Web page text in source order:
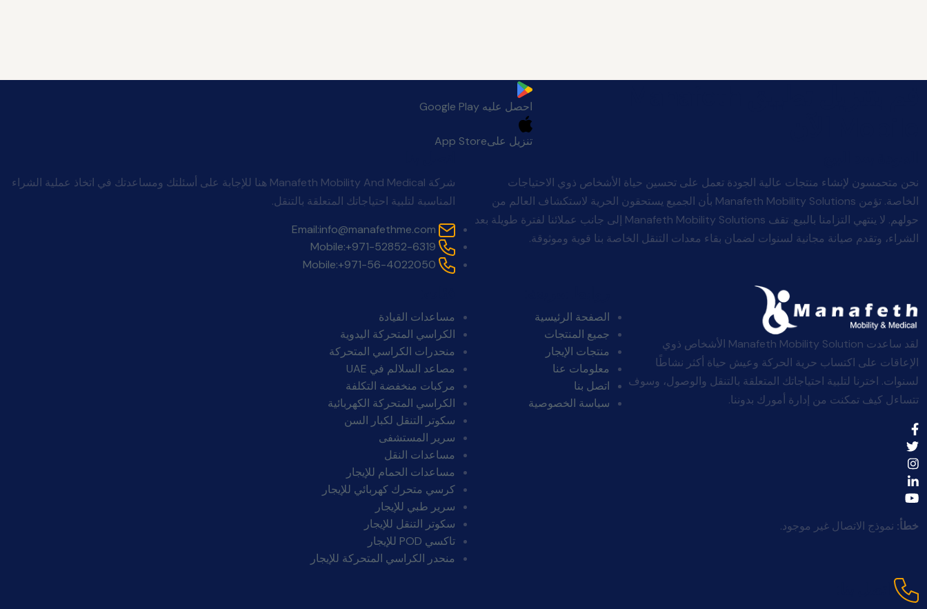
احصل عليه Google Play
تنزيل علىApp Store
نحن متحمسون لإنشاء منتجات عالية الجودة تعمل على تحسين حياة الأشخاص ذوي الاحتياجات
الخاصة. تؤمن Manafeth Mobility Solutions بأن الجميع يستحقون الحرية لاستكشاف العالم من
حولهم. لا ينتهي التزامنا بالبيع. تقف Manafeth Mobility Solutions إلى جانب عملائنا لفترة طويلة بعد
الشراء، وتقدم صيانة مجانية لسنوات لضمان بقاء معدات التنقل الخاصة بنا قوية وموثوقة.
شركة Manafeth Mobility And Medical هنا للإجابة على أسئلتك ومساعدتك في اتخاذ عملية الشراء
المناسبة لتلبية احتياجاتك المتعلقة بالتنقل.
Email:info@manafethme.com
Mobile:+971-52852-6319
Mobile:+971-56-4022050
لقد ساعدت Manafeth Mobility Solution الأشخاص ذوي
الإعاقات على اكتساب حرية الحركة وعيش حياة أكثر نشاطًا
لسنوات. اخترنا لتلبية احتياجاتك المتعلقة بالتنقل والوصول، وسوف
تتساءل كيف تمكنت من إدارة أمورك بدوننا.
خطأ: نموذج الاتصال غير موجود.
الصفحة الرئيسية
جميع المنتجات
منتجات الإيجار
معلومات عنا
اتصل بنا
سياسة الخصوصية
مساعدات القيادة
الكراسي المتحركة اليدوية
منحدرات الكراسي المتحركة
مصاعد السلالم في UAE
مركبات منخفضة التكلفة
الكراسي المتحركة الكهربائية
سكوتر التنقل لكبار السن
سرير المستشفى
مساعدات النقل
مساعدات الحمام للإيجار
كرسي متحرك كهربائي للإيجار
سرير طبي للإيجار
سكوتر التنقل للإيجار
تاكسي POD للإيجار
منحدر الكراسي المتحركة للإيجار